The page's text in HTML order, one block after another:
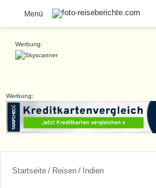
Menü
Werbung:
Werbung:
Startseite / Reisen / Indien